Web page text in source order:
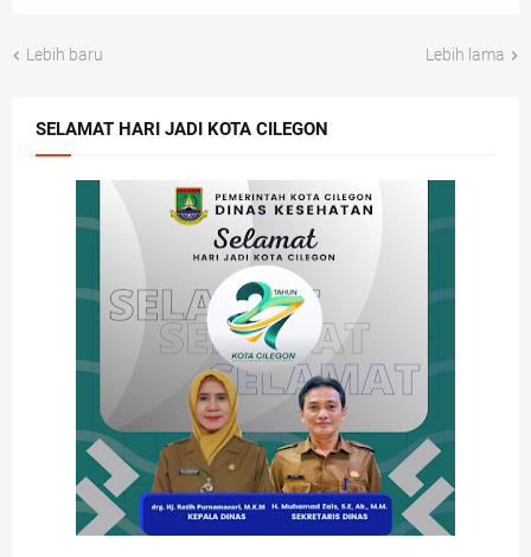
Lebih baru Lebih lama
SELAMAT HARI JADI KOTA CILEGON